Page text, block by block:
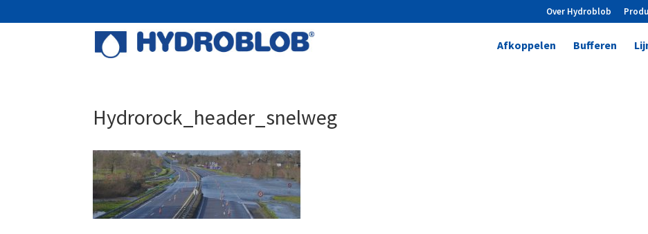
Over Hydroblob
Afkoppelen Bufferen
Hydrorock_header_snelweg